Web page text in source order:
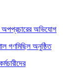
অপপ্রচারের অভিযোগ
গণমিছিল অনুষ্ঠিত